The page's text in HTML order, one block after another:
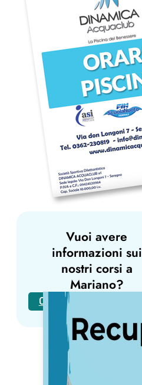
Vuoi avere
informazioni sui
nostri corsi a
Mariano?
CONTATTACI